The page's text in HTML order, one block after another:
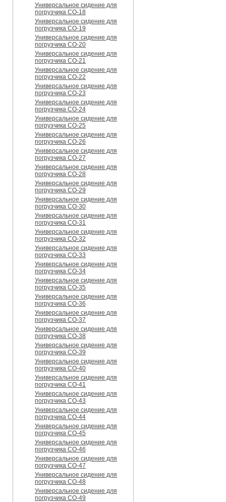
Универсальное сидение для
погрузчика CO-18
Универсальное сидение для
погрузчика CO-19
Универсальное сидение для
погрузчика CO-20
Универсальное сидение для
погрузчика CO-21
Универсальное сидение для
погрузчика CO-22
Универсальное сидение для
погрузчика CO-23
Универсальное сидение для
погрузчика CO-24
Универсальное сидение для
погрузчика CO-25
Универсальное сидение для
погрузчика CO-26
Универсальное сидение для
погрузчика CO-27
Универсальное сидение для
погрузчика CO-28
Универсальное сидение для
погрузчика CO-29
Универсальное сидение для
погрузчика CO-30
Универсальное сидение для
погрузчика CO-31
Универсальное сидение для
погрузчика CO-32
Универсальное сидение для
погрузчика CO-33
Универсальное сидение для
погрузчика CO-34
Универсальное сидение для
погрузчика CO-35
Универсальное сидение для
погрузчика CO-36
Универсальное сидение для
погрузчика CO-37
Универсальное сидение для
погрузчика CO-38
Универсальное сидение для
погрузчика CO-39
Универсальное сидение для
погрузчика CO-40
Универсальное сидение для
погрузчика CO-41
Универсальное сидение для
погрузчика CO-43
Универсальное сидение для
погрузчика CO-44
Универсальное сидение для
погрузчика CO-45
Универсальное сидение для
погрузчика CO-46
Универсальное сидение для
погрузчика CO-47
Универсальное сидение для
погрузчика CO-48
Универсальное сидение для
погрузчика CO-49